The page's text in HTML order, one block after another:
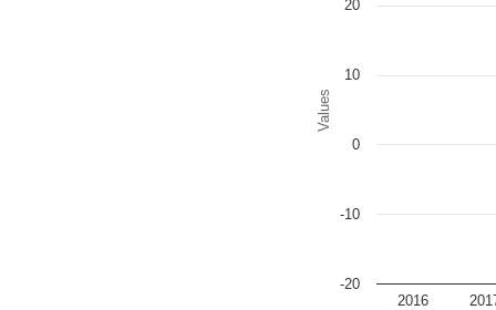
Values
2016
-20
-10
0
10
20